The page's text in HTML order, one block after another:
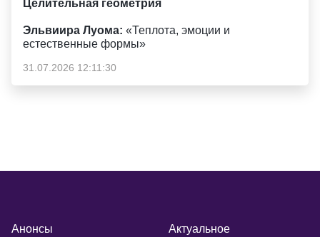
Целительная геометрия
Эльвиира Луома: «Теплота, эмоции и
естественные формы»
31.07.2026 12:11:30
Анонсы Актуальное